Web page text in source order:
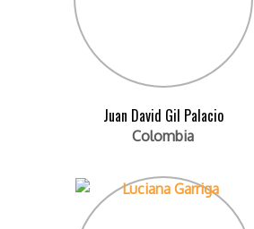
Juan David Gil Palacio
Colombia